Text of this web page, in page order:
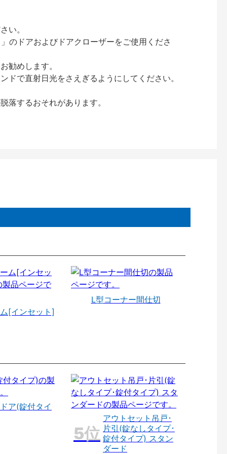
い。
のドアおよびドアクローザーをご使用くださ
勧めします。
で直射日光をさえぎるようにしてください。
するおそれがあります。
[インセット]
L型コーナー間仕切
ア(錠付タイ
アウトセット吊戸･
片引(錠なしタイプ･
錠付タイプ) スタン
ダード